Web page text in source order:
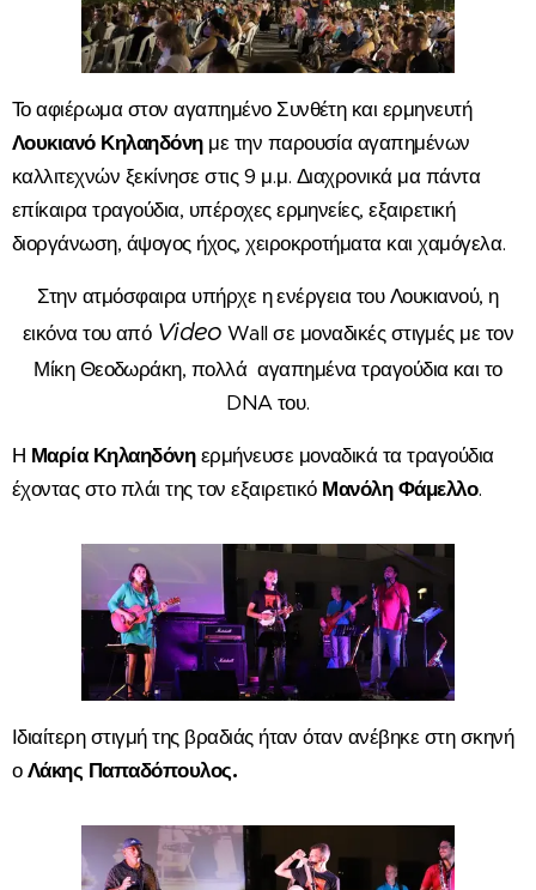
Το αφιέρωμα στον αγαπημένο Συνθέτη και ερμηνευτή
Λουκιανό Κηλαηδόνη με την παρουσία αγαπημένων
καλλιτεχνών ξεκίνησε στις 9 μ.μ. Διαχρονικά μα πάντα
επίκαιρα τραγούδια, υπέροχες ερμηνείες, εξαιρετική
διοργάνωση, άψογος ήχος, χειροκροτήματα και χαμόγελα.
Στην ατμόσφαιρα υπήρχε η ενέργεια του Λουκιανού, η
εικόνα του από Video Wall σε μοναδικές στιγμές με τον
Μίκη Θεοδωράκη, πολλά αγαπημένα τραγούδια και το
DNA του.
Η Μαρία Κηλαηδόνηερμήνευσε μοναδικά τα τραγούδια
έχοντας στο πλάι της τον εξαιρετικό Μανόλη Φάμελλο.
Ιδιαίτερη στιγμή της βραδιάς ήταν όταν ανέβηκε στη σκηνή
οΛάκης Παπαδόπουλος.